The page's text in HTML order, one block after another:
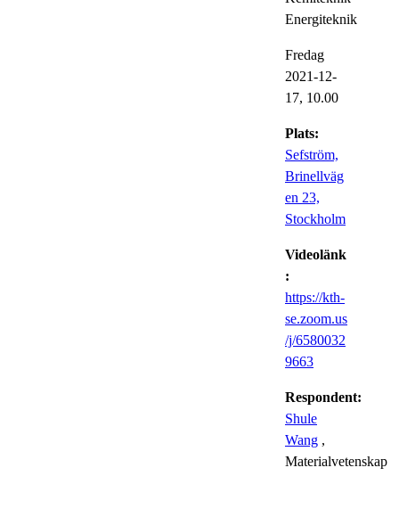
Energiteknik
Fredag
2021-12-
17, 10.00
Plats:
Sefström,
Brinellväg
en 23,
Stockholm
Videolänk
:
https://kth-
se.zoom.us
/j/6580032
9663
Respondent:
Shule
Wang ,
Materialvetenskap